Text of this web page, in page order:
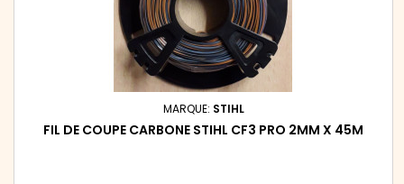
MARQUE: STIHL
FIL DE COUPE CARBONE STIHL CF3 PRO 2MM X 45M